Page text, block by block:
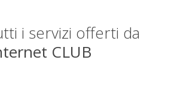
i servizi offerti da
CLUB